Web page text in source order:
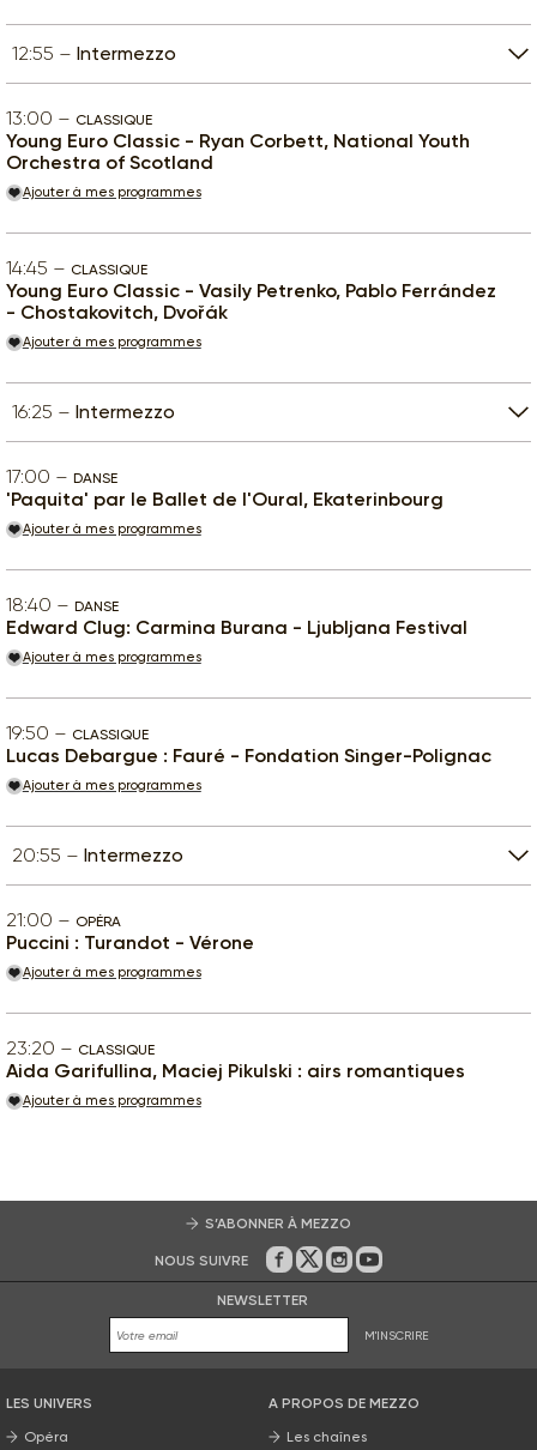
12:55 Intermezzo
13:00 CLASSIQUE
Young Euro Classic - Ryan Corbett, National Youth
Orchestra of Scotland
Ajouter à mes programmes
14:45 CLASSIQUE
Young Euro Classic - Vasily Petrenko, Pablo Ferrández
- Chostakovitch, Dvořák
Ajouter à mes programmes
16:25 Intermezzo
17:00 DANSE
'Paquita' par le Ballet de l'Oural, Ekaterinbourg
Ajouter à mes programmes
18:40 DANSE
Edward Clug: Carmina Burana - Ljubljana Festival
Ajouter à mes programmes
19:50 CLASSIQUE
Lucas Debargue : Fauré - Fondation Singer-Polignac
Ajouter à mes programmes
20:55 Intermezzo
21:00 OPÉRA
Puccini : Turandot - Vérone
Ajouter à mes programmes
23:20 CLASSIQUE
Aida Garifullina, Maciej Pikulski : airs romantiques
Ajouter à mes programmes
S’ABONNER À MEZZO
NOUS SUIVRE Sur Facebook
Sur Twitter
Sur Instagram
Sur Youtube
NEWSLETTER
M'INSCRIRE
LES UNIVERS
Opéra
A PROPOS DE MEZZO
Les chaînes